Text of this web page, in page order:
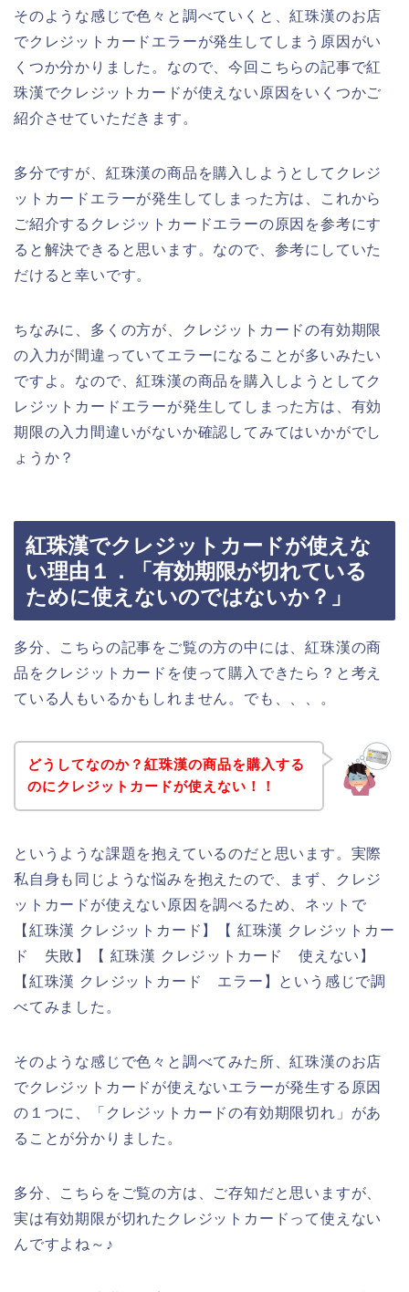
そのような感じで色々と調べていくと、紅珠漢のお店
でクレジットカードエラーが発生してしまう原因がい
くつか分かりました。なので、今回こちらの記事で紅
珠漢でクレジットカードが使えない原因をいくつかご
紹介させていただきます。
多分ですが、紅珠漢の商品を購入しようとしてクレジ
ットカードエラーが発生してしまった方は、これから
ご紹介するクレジットカードエラーの原因を参考にす
ると解決できると思います。なので、参考にしていた
だけると幸いです。
ちなみに、多くの方が、クレジットカードの有効期限
の入力が間違っていてエラーになることが多いみたい
ですよ。なので、紅珠漢の商品を購入しようとしてク
レジットカードエラーが発生してしまった方は、有効
期限の入力間違いがないか確認してみてはいかがでし
ょうか？
紅珠漢でクレジットカードが使えな
い理由１．「有効期限が切れている
ために使えないのではないか？」
多分、こちらの記事をご覧の方の中には、紅珠漢の商
品をクレジットカードを使って購入できたら？と考え
ている人もいるかもしれません。でも、、、。
どうしてなのか？紅珠漢の商品を購入する
のにクレジットカードが使えない！！
というような課題を抱えているのだと思います。実際
私自身も同じような悩みを抱えたので、まず、クレジ
ットカードが使えない原因を調べるため、ネットで
【紅珠漢 クレジットカード】【 紅珠漢 クレジットカー
ド 失敗】【 紅珠漢 クレジットカード 使えない】
【紅珠漢 クレジットカード エラー】という感じで調
べてみました。
そのような感じで色々と調べてみた所、紅珠漢のお店
でクレジットカードが使えないエラーが発生する原因
の１つに、「クレジットカードの有効期限切れ」があ
ることが分かりました。
多分、こちらをご覧の方は、ご存知だと思いますが、
実は有効期限が切れたクレジットカードって使えない
んですよね～♪